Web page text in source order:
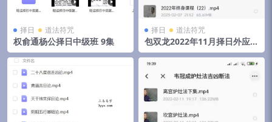
择日 道法符咒
权俞通杨公择日中级班 9集
择日 道法符咒
包双龙2022年11月择日外应课
堂22集